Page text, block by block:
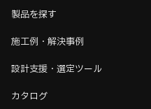
製品を探す
施工例・解決事例
設計支援・選定ツール
カタログ